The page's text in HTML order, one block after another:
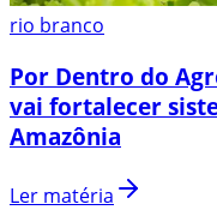
rio branco
Por Dentro do
vai fortalecer
Amazônia
Ler matéria